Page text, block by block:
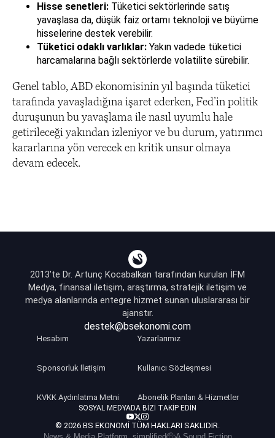
Hisse senetleri: Tüketici sektörlerinde satış
yavaşlasa da, düşük faiz ortamı teknoloji ve büyüme
hisselerine destek verebilir.
Tüketici odaklı varlıklar: Yakın vadede tüketici
harcamalarına bağlı sektörlerde volatilite sürebilir.
Genel tablo, ABD ekonomisinin yıl başında tüketici
tarafında yavaşladığına işaret ederken, Fed’in politik
duruşunun bu yavaşlama ile nasıl uyumlu hale
getirileceği yakından izleniyor ve bu durum, yatırımcı
kararlarına yön verecek en kritik unsur olmaya
devam edecek.
2013’te Dr. Artunç Kocabalkan tarafından kurulan İFM
Medya, finansal iletişim, araştırma, stratejik iletişim ve
medya alanlarında entegre hizmet sunan uluslararası bir
ajanstır.
destek@bsekonomi.com
Hesabım Yazarlarımız
Sponsorluk İletişim Kullanıcı Sözleşmesi
KVKK Aydınlatma Metni Abonelik Planları & Hizmetler
SOSYAL MEDYADA BIZI TAKIP EDIN
© 2026 BS EKONOMI TÜM HAKLARI SAKLIDIR.